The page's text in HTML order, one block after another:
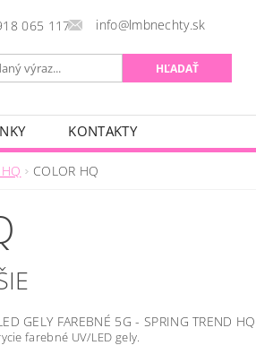
065 117 info@lmbnechty.sk
KONTAKTY
COLOR HQ
GELY FAREBNÉ 5G - SPRING TREND
farebné UV/LED gely.